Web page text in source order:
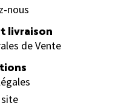
nous
livraison
de Vente
site